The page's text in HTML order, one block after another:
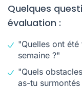
Quelques
évaluation :
"Quelles ont
semaine ?"
"Quels
as-tu surmontés